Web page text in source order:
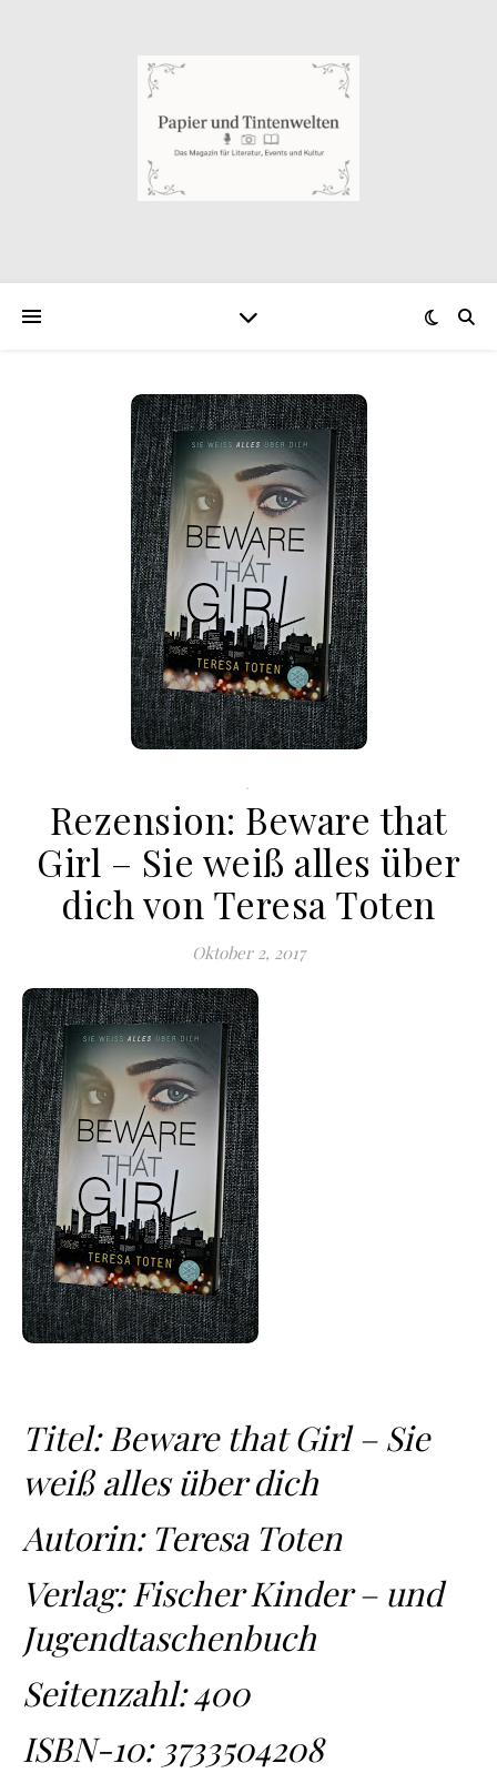
.
Rezension: Beware that
Girl – Sie weiß alles über
dich von Teresa Toten
Oktober 2, 2017
Titel: Beware that Girl – Sie
weiß alles über dich
Autorin: Teresa Toten
Verlag: Fischer Kinder – und
Jugendtaschenbuch
Seitenzahl: 400
ISBN-10: 3733504208